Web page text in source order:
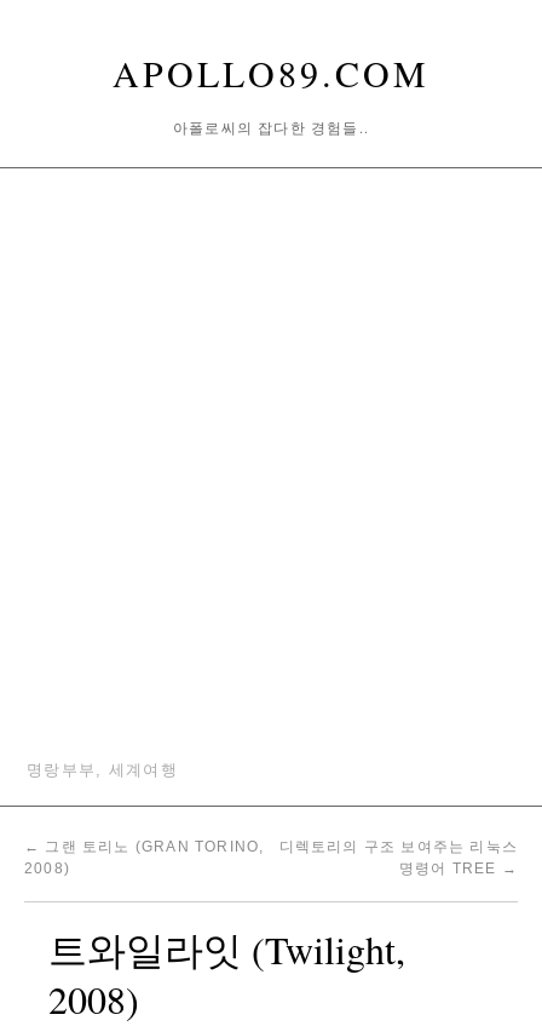
APOLLO89.COM
아폴로씨의 잡다한 경험들..
명랑부부, 세계여행
← 그랜 토리노 (GRAN TORINO,
2008)
디렉토리의 구조 보여주는 리눅스
명령어 TREE →
트와일라잇 (Twilight,
2008)